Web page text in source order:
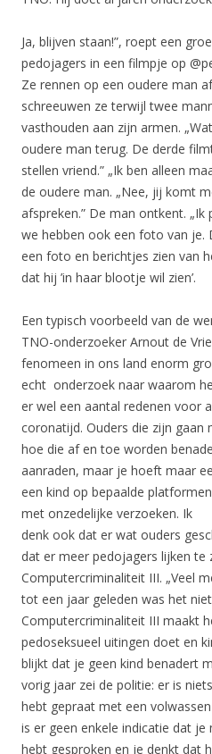
Ja, blijven staan!”, roept een
pedojagers in een filmpje op
Ze rennen op een oudere man
schreeuwen ze terwijl twee
vasthouden aan zijn armen.
oudere man terug. De derde
stellen vriend.” „Ik ben alleen
de oudere man. „Nee, jij komt
afspreken.” De man ontkent.
we hebben ook een foto van je.
een foto en berichtjes zien van
dat hij ’in haar blootje wil zien’.
Een typisch voorbeeld van de
TNO-onderzoeker Arnout de
fenomeen in ons land enorm
echt onderzoek naar waarom
er wel een aantal redenen voor
coronatijd. Ouders die zijn gaan
hoe die af en toe worden
aanraden, maar je hoeft maar
een kind op bepaalde
met onzedelijke verzoeken. Ik
denk ook dat er wat ouders
dat er meer pedojagers lijken te
Computercriminaliteit III. „Veel
tot een jaar geleden was het
Computercriminaliteit III maakt
pedoseksueel uitingen doet en
blijkt dat je geen kind benadert
vorig jaar zei de politie: er is
hebt gepraat met een
is er geen enkele indicatie dat
hebt gesproken en je denkt dat